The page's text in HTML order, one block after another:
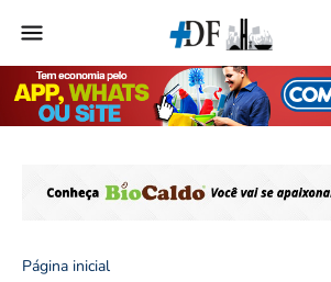
Página inicial